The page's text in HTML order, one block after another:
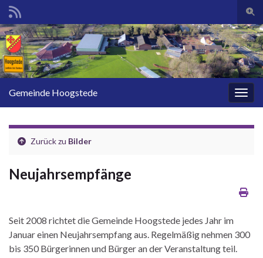
Search for:
Gemeinde Hoogstede
Zurück zu Bilder
Neujahrsempfänge
Seit 2008 richtet die Gemeinde Hoogstede jedes Jahr im
Januar einen Neujahrsempfang aus. Regelmäßig nehmen 300
bis 350 Bürgerinnen und Bürger an der Veranstaltung teil.